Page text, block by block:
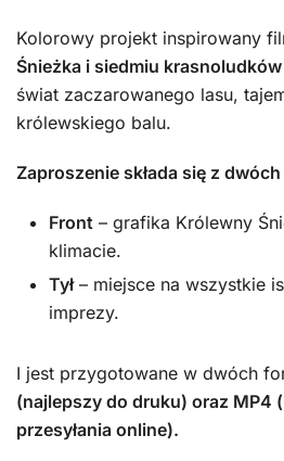
Kolorowy projekt inspirowany
Śnieżka i siedmiu krasnoludków
świat zaczarowanego lasu,
królewskiego balu.
Zaproszenie składa się z
Front – grafika Królewny
klimacie.
Tył– miejsce na wszystkie
imprezy.
I jest przygotowane w dwóch
(najlepszy do druku) oraz MP4
przesyłania online).